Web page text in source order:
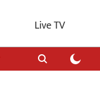
Live TV